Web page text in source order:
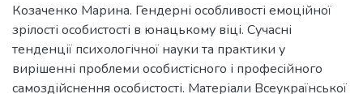
Козаченко Марина. Гендерні особливості емоційної
зрілості особистості в юнацькому віці. Сучасні
тенденції психологічної науки та практики у
вирішенні проблеми особистісного і професійного
самоздійснення особистості. Матеріали Всеукраїнської